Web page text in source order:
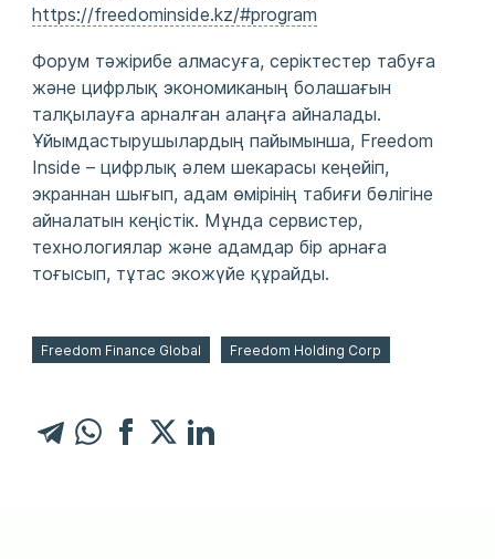
https://freedominside.kz/#program
Форум тәжірибе алмасуға, серіктестер табуға
және цифрлық экономиканың болашағын
талқылауға арналған алаңға айналады.
Ұйымдастырушылардың пайымынша, Freedom
Inside – цифрлық әлем шекарасы кеңейіп,
экраннан шығып, адам өмірінің табиғи бөлігіне
айналатын кеңістік. Мұнда сервистер,
технологиялар және адамдар бір арнаға
тоғысып, тұтас экожүйе құрайды.
Freedom Finance Global Freedom Holding Corp